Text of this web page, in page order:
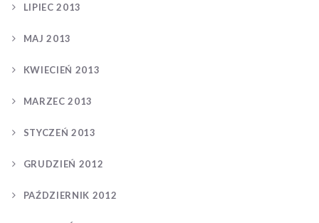
LIPIEC 2013
MAJ 2013
KWIECIEŃ 2013
MARZEC 2013
STYCZEŃ 2013
GRUDZIEŃ 2012
PAŹDZIERNIK 2012